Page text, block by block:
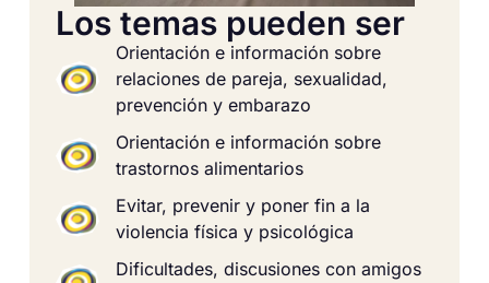
Los temas pueden ser
Orientación e información sobre
relaciones de pareja, sexualidad,
prevención y embarazo
Orientación e información sobre
trastornos alimentarios
Evitar, prevenir y poner fin a la
violencia física y psicológica
Dificultades, discusiones con amigos